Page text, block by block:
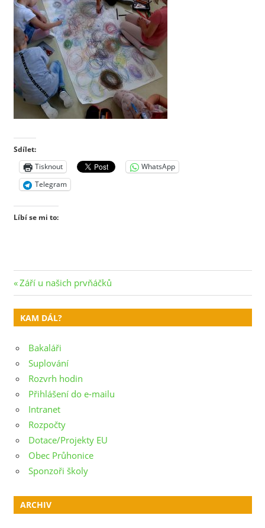
Sdílet:
Tisknout
WhatsApp
Telegram
Líbí se mi to:
Navigace
pro
příspěvek
Previous
Post:
Září u našich prvňáčků
KAM DÁL?
Bakaláři
Suplování
Rozvrh hodin
Přihlášení do e-mailu
Intranet
Rozpočty
Dotace/Projekty EU
Obec Průhonice
Sponzoři školy
ARCHIV